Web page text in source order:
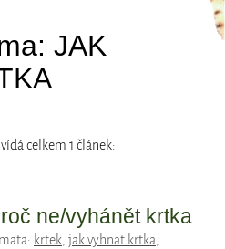
JAK
celkem 1 článek:
ne/vyhánět krtka
krtek, jak vyhnat krtka,